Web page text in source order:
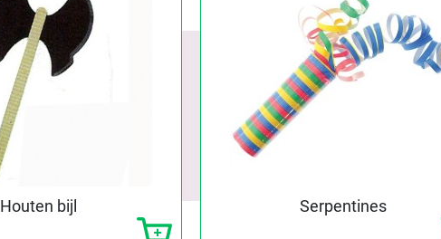
Houten bijl Serpentines